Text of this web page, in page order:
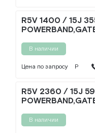
R5V 1400 / 15J
В наличии
Цена по запросу Р
R5V 2360 / 15J
В наличии